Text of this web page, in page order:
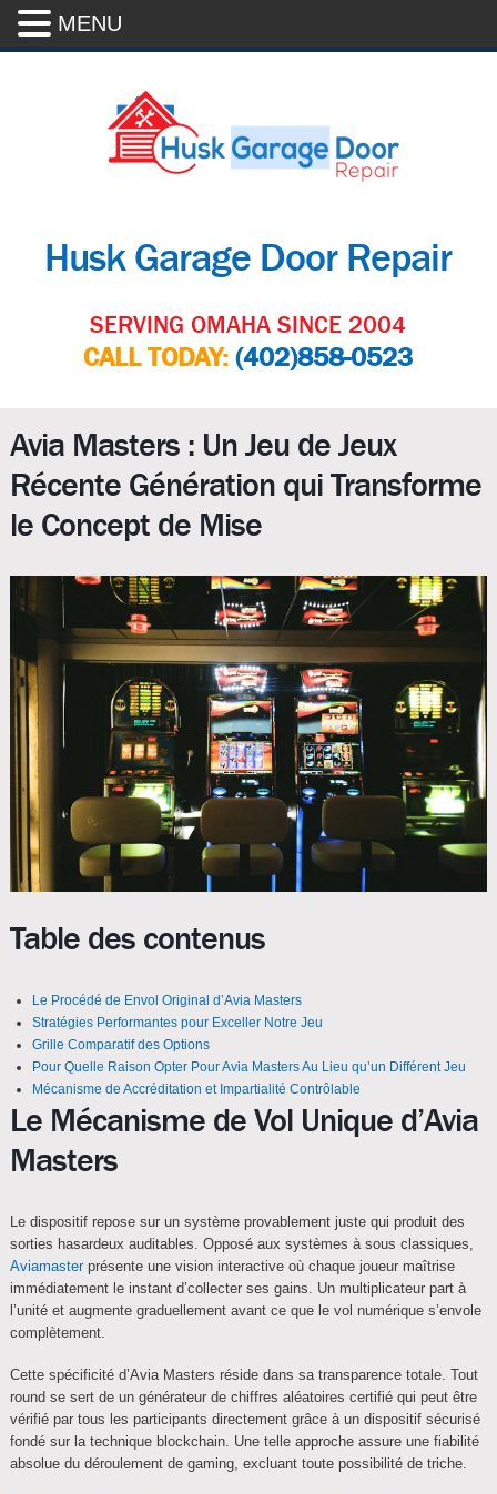
Husk Garage Door Repair
SERVING OMAHA SINCE 2004
CALL TODAY:(402)858-0523
Avia Masters : Un Jeu de Jeux
Récente Génération qui Transforme
le Concept de Mise
Table des contenus
Le Procédé de Envol Original d’Avia Masters
Stratégies Performantes pour Exceller Notre Jeu
Grille Comparatif des Options
Pour Quelle Raison Opter Pour Avia Masters Au Lieu qu’un Différent Jeu
Mécanisme de Accréditation et Impartialité Contrôlable
Le Mécanisme de Vol Unique d’Avia
Masters
Le dispositif repose sur un système provablement juste qui produit des
sorties hasardeux auditables. Opposé aux systèmes à sous classiques,
Aviamasterprésente une vision interactive où chaque joueur maîtrise
immédiatement le instant d’collecter ses gains. Un multiplicateur part à
l’unité et augmente graduellement avant ce que le vol numérique s’envole
complètement.
Cette spécificité d’Avia Masters réside dans sa transparence totale. Tout
round se sert de un générateur de chiffres aléatoires certifié qui peut être
vérifié par tous les participants directement grâce à un dispositif sécurisé
fondé sur la technique blockchain. Une telle approche assure une fiabilité
absolue du déroulement de gaming, excluant toute possibilité de triche.
MENU